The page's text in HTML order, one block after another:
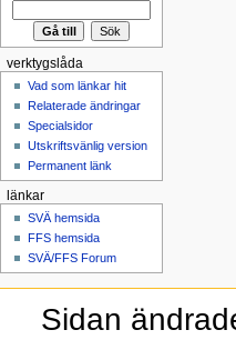
verktygslåda
Vad som länkar hit
Relaterade ändringar
Specialsidor
Utskriftsvänlig version
Permanent länk
länkar
SVÄ hemsida
FFS hemsida
SVÄ/FFS Forum
Sidan